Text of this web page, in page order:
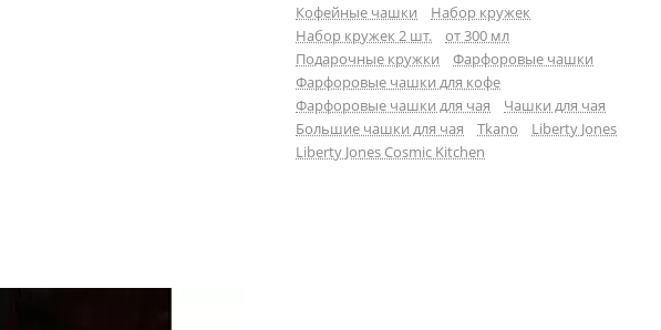
Кофейные чашки
Набор кружек
Набор кружек 2 шт.
от 300 мл
Подарочные кружки
Фарфоровые чашки
Фарфоровые чашки для кофе
Фарфоровые чашки для чая
Чашки для чая
Большие чашки для чая
Tkano
Liberty Jones
Liberty Jones Cosmic Kitchen